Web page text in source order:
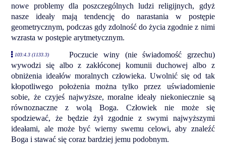
nowe problemy dla poszczególnych ludzi religijnych, gdyż
nasze ideały mają tendencję do narastania w postępie
geometrycznym, podczas gdy zdolność do życia zgodnie z nimi
wzrasta w postępie arytmetycznym.
103:4.3 (1133.3)
Poczucie winy (nie świadomość grzechu)
wywodzi się albo z zakłóconej komunii duchowej albo z
obniżenia ideałów moralnych człowieka. Uwolnić się od tak
kłopotliwego położenia można tylko przez uświadomienie
sobie, że czyjeś najwyższe, moralne ideały niekoniecznie są
równoznaczne z wolą Boga. Człowiek nie może się
spodziewać, że będzie żył zgodnie z swymi najwyższymi
ideałami, ale może być wierny swemu celowi, aby znaleźć
Boga i stawać się coraz bardziej jemu podobnym.